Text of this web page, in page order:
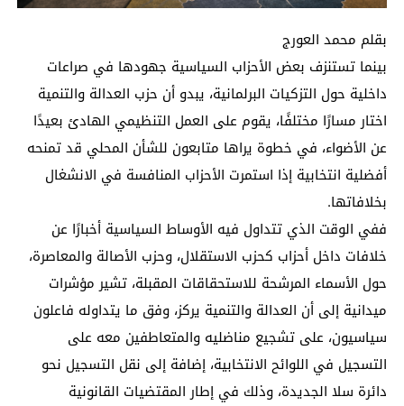
بقلم محمد العورج
بينما تستنزف بعض الأحزاب السياسية جهودها في صراعات
داخلية حول التزكيات البرلمانية، يبدو أن حزب العدالة والتنمية
اختار مسارًا مختلفًا، يقوم على العمل التنظيمي الهادئ بعيدًا
عن الأضواء، في خطوة يراها متابعون للشأن المحلي قد تمنحه
أفضلية انتخابية إذا استمرت الأحزاب المنافسة في الانشغال
بخلافاتها.
ففي الوقت الذي تتداول فيه الأوساط السياسية أخبارًا عن
خلافات داخل أحزاب كحزب الاستقلال، وحزب الأصالة والمعاصرة،
حول الأسماء المرشحة للاستحقاقات المقبلة، تشير مؤشرات
ميدانية إلى أن العدالة والتنمية يركز، وفق ما يتداوله فاعلون
سياسيون، على تشجيع مناضليه والمتعاطفين معه على
التسجيل في اللوائح الانتخابية، إضافة إلى نقل التسجيل نحو
دائرة سلا الجديدة، وذلك في إطار المقتضيات القانونية